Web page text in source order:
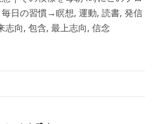
日の習慣→瞑想, 運動, 読書, 発信
志向, 包含, 最上志向, 信念